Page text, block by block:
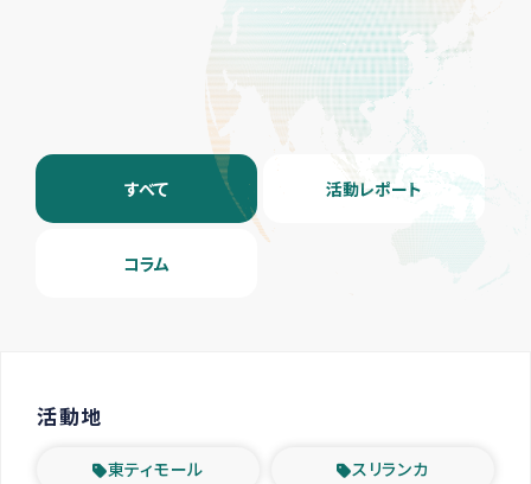
すべて 活動レポート
コラム
活動地
東ティモール スリランカ